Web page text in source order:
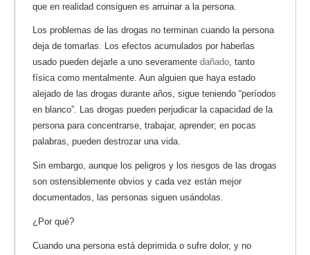
que en realidad consiguen es arruinar a la persona.
Los problemas de las drogas no terminan cuando la persona
deja de tomarlas. Los efectos acumulados por haberlas
usado pueden dejarle a uno severamente dañado, tanto
física como mentalmente. Aun alguien que haya estado
alejado de las drogas durante años, sigue teniendo “períodos
en blanco”. Las drogas pueden perjudicar la capacidad de la
persona para concentrarse, trabajar, aprender; en pocas
palabras, pueden destrozar una vida.
Sin embargo, aunque los peligros y los riesgos de las drogas
son ostensiblemente obvios y cada vez están mejor
documentados, las personas siguen usándolas.
¿Por qué?
Cuando una persona está deprimida o sufre dolor, y no